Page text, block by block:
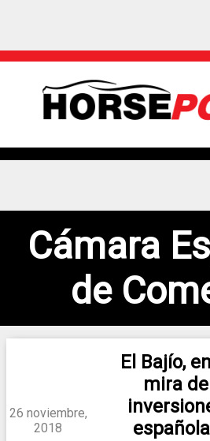
Cámara
de
26 noviembre,
2018
El Bajío,
mira de